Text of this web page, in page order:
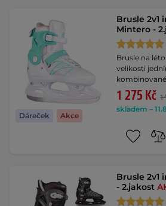
Dáreček Akce
Brusle 2v1
Mintero -
Brusle na
velikosti
1 275 Kč 1
skladem –
Brusle 2v1
- 2.jakost